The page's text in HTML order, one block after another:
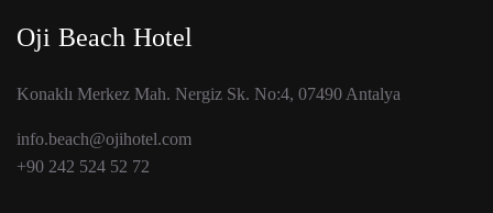
Oji Beach Hotel
Konaklı Merkez Mah. Nergiz Sk. No:4, 07490 Antalya
info.beach@ojihotel.com
+90 242 524 52 72